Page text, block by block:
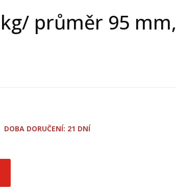
n
n
průměr 95 mm,
DOBA DORUČENÍ: 21 DNÍ